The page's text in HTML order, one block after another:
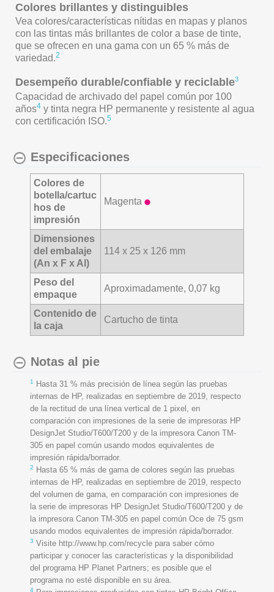
Colores brillantes y distinguibles
Vea colores/características nítidas en mapas y planos
con las tintas más brillantes de color a base de tinte,
que se ofrecen en una gama con un 65 % más de
variedad.2
Desempeño durable/confiable y reciclable3
Capacidad de archivado del papel común por 100
años4y tinta negra HP permanente y resistente al agua
con certificación ISO.5
Especificaciones
Colores de
botella/cartuc
hos de
impresión
Magenta
Dimensiones
del embalaje
(An x F x Al)
114 x 25 x 126 mm
Peso del
empaque
Aproximadamente, 0,07 kg
Contenido de
la caja
Cartucho de tinta
Notas al pie
1
Hasta 31 % más precisión de línea según las pruebas
internas de HP, realizadas en septiembre de 2019, respecto
de la rectitud de una línea vertical de 1 pixel, en
comparación con impresiones de la serie de impresoras HP
DesignJet Studio/T600/T200 y de la impresora Canon TM-
305 en papel común usando modos equivalentes de
impresión rápida/borrador.
2
Hasta 65 % más de gama de colores según las pruebas
internas de HP, realizadas en septiembre de 2019, respecto
del volumen de gama, en comparación con impresiones de
la serie de impresoras HP DesignJet Studio/T600/T200 y de
la impresora Canon TM-305 en papel común Oce de 75 gsm
usando modos equivalentes de impresión rápida/borrador.
3 Visite http://www.hp.com/recycle para saber cómo
participar y conocer las características y la disponibilidad
del programa HP Planet Partners; es posible que el
programa no esté disponible en su área.
4